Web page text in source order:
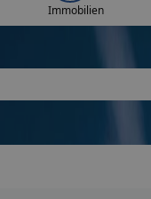
Immobilien